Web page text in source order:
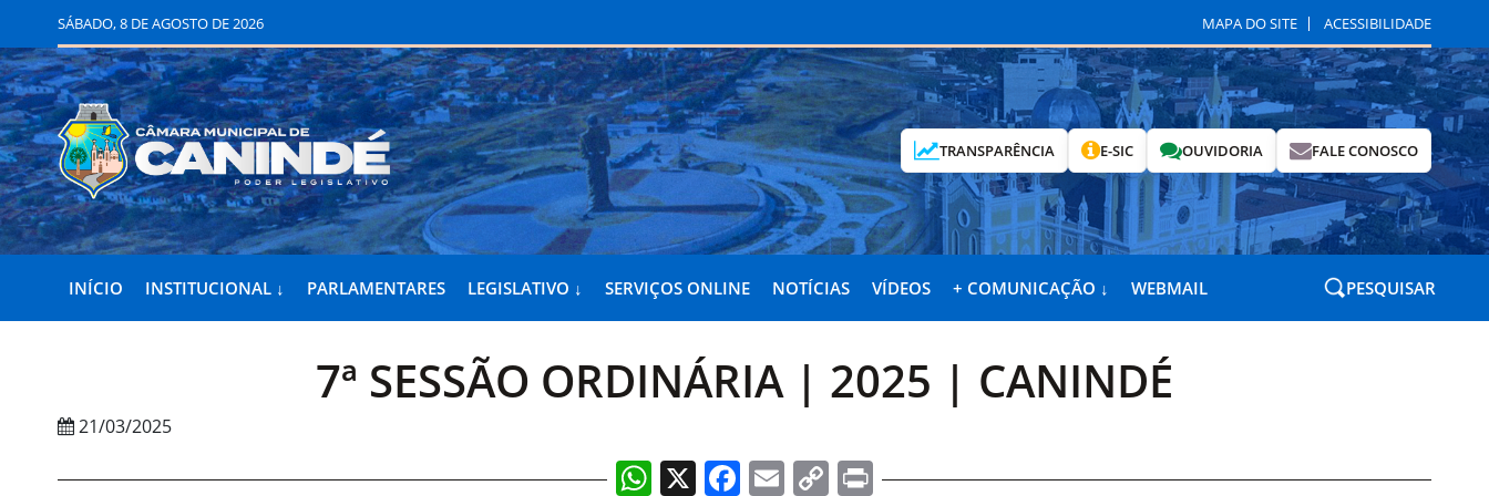
SÁBADO, 8 DE AGOSTO DE 2026 MAPA DO SITE ACESSIBILIDADE
TRANSPARÊNCIA E-SIC OUVIDORIA FALE CONOSCO
INÍCIO INSTITUCIONAL ↓ PARLAMENTARES LEGISLATIVO ↓ SERVIÇOS ONLINE NOTÍCIAS VÍDEOS + COMUNICAÇÃO ↓ WEBMAIL PESQUISAR
7ª SESSÃO ORDINÁRIA | 2025 | CANINDÉ
21/03/2025
WhatsApp
X Facebook
EmailCopyPrint